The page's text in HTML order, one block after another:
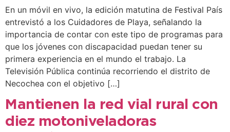
En un móvil en vivo, la edición matutina de Festival País
entrevistó a los Cuidadores de Playa, señalando la
importancia de contar con este tipo de programas para
que los jóvenes con discapacidad puedan tener su
primera experiencia en el mundo el trabajo. La
Televisión Pública continúa recorriendo el distrito de
Necochea con el objetivo […]
Mantienen la red vial rural con
diez motoniveladoras